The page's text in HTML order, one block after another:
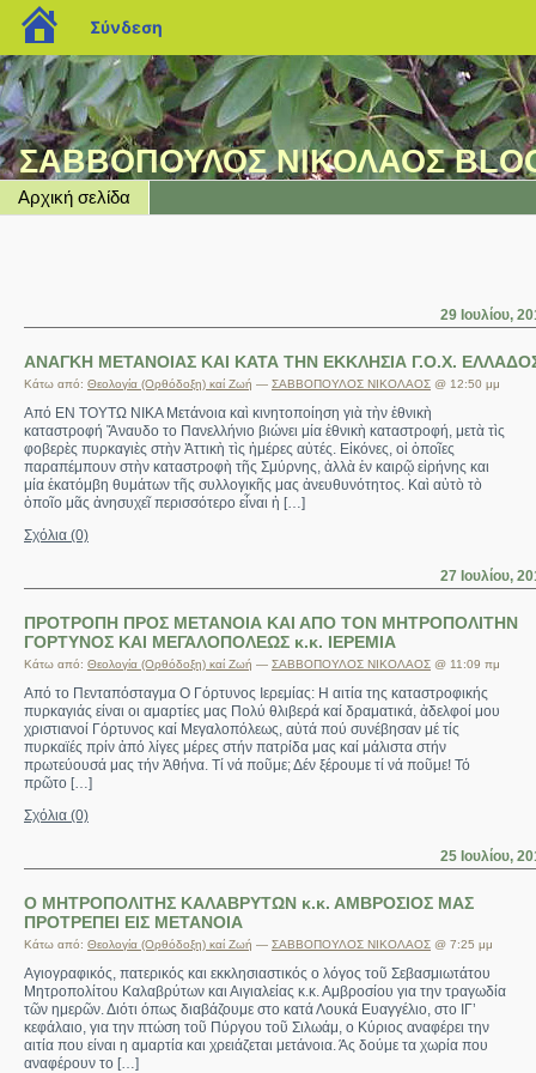
blogs.sch.gr
Σύνδεση
ΣΑΒΒΟΠΟΥΛΟΣ ΝΙΚΟΛΑΟΣ
Αρχική σελίδα
29 Ιουλίου,
ΑΝΑΓΚΗ ΜΕΤΑΝΟΙΑΣ ΚΑΙ ΚΑΤΑ ΤΗΝ ΕΚΚΛΗΣΙΑ Γ.Ο.Χ.
Κάτω από: Θεολογία (Ορθόδοξη) καί Ζωή — ΣΑΒΒΟΠΟΥΛΟΣ ΝΙΚΟΛΑΟΣ @ 12:50 μμ
Από ΕΝ ΤΟΥΤΩ ΝΙΚΑ Μετάνοια καὶ κινητοποίηση γιὰ τὴν ἐθνικὴ
καταστροφή Ἄναυδο το Πανελλήνιο βιώνει μία ἐθνικὴ καταστροφή, μετὰ τὶς
φοβερὲς πυρκαγιὲς στὴν Ἀττικὴ τὶς ἡμέρες αὐτές. Εἰκόνες, οἱ ὁποῖες
παραπέμπουν στὴν καταστροφὴ τῆς Σμύρνης, ἀλλὰ ἐν καιρῷ εἰρήνης και
μία ἑκατόμβη θυμάτων τῆς συλλογικῆς μας ἀνευθυνότητος. Καὶ αὐτὸ τὸ
ὁποῖο μᾶς ἀνησυχεῖ περισσότερο εἶναι ἡ […]
Σχόλια (0)
27 Ιουλίου,
ΠΡΟΤΡΟΠΗ ΠΡΟΣ ΜΕΤΑΝΟΙΑ ΚΑΙ ΑΠΟ ΤΟΝ ΜΗΤΡΟΠΟΛΙΤΗΝ
ΓΟΡΤΥΝΟΣ ΚΑΙ ΜΕΓΑΛΟΠΟΛΕΩΣ κ.κ. ΙΕΡΕΜΙΑ
Κάτω από: Θεολογία (Ορθόδοξη) καί Ζωή — ΣΑΒΒΟΠΟΥΛΟΣ ΝΙΚΟΛΑΟΣ @ 11:09 πμ
Από το Πενταπόσταγμα Ο Γόρτυνος Ιερεμίας: Η αιτία της καταστροφικής
πυρκαγιάς είναι οι αμαρτίες μας Πολύ θλιβερά καί δραματικά, ἀδελφοί μου
χριστιανοί Γόρτυνος καί Μεγαλοπόλεως, αὐτά πού συνέβησαν μέ τίς
πυρκαϊές πρίν ἀπό λίγες μέρες στήν πατρίδα μας καί μάλιστα στήν
πρωτεύουσά μας τήν Ἀθήνα. Τί νά ποῦμε; Δέν ξέρουμε τί νά ποῦμε! Τό
πρῶτο […]
Σχόλια (0)
25 Ιουλίου,
Ο ΜΗΤΡΟΠΟΛΙΤΗΣ ΚΑΛΑΒΡΥΤΩΝ κ.κ. ΑΜΒΡΟΣΙΟΣ ΜΑΣ
ΠΡΟΤΡΕΠΕΙ ΕΙΣ ΜΕΤΑΝΟΙΑ
Κάτω από: Θεολογία (Ορθόδοξη) καί Ζωή — ΣΑΒΒΟΠΟΥΛΟΣ ΝΙΚΟΛΑΟΣ @ 7:25 μμ
Αγιογραφικός, πατερικός και εκκλησιαστικός ο λόγος τοῦ Σεβασμιωτάτου
Μητροπολίτου Καλαβρύτων και Αιγιαλείας κ.κ. Αμβροσίου για την τραγωδία
τῶν ημερῶν. Διότι όπως διαβάζουμε στο κατά Λουκά Ευαγγέλιο, στο ΙΓ’
κεφάλαιο, για την πτώση τοῦ Πύργου τοῦ Σιλωάμ, ο Κύριος αναφέρει την
αιτία που είναι η αμαρτία και χρειάζεται μετάνοια. Άς δούμε τα χωρία που
αναφέρουν το […]